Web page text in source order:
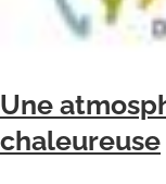
Une
chaleureuse